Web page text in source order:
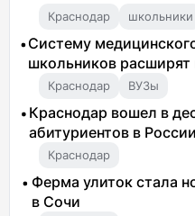
Краснодар школьники
Систему
школьников расширят
Краснодар ВУЗы
Краснодар вошел в
абитуриентов в России
Краснодар
Ферма улиток стала
в Сочи